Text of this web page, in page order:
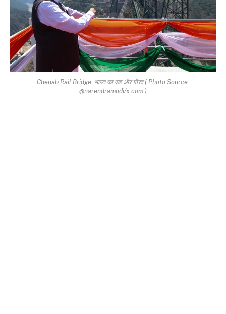
Chenab Rail Bridge: भारत का एक और गौरव ( Photo Source:
@narendramodi/x.com )